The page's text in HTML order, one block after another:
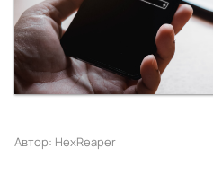
Автор: HexReaper